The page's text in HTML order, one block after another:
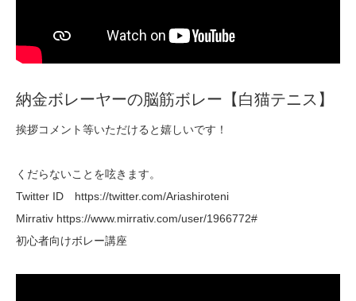
納金ボレーヤーの脳筋ボレー【白猫テニス】
挨拶コメント等いただけると嬉しいです！
くだらないことを呟きます。
Twitter ID https://twitter.com/Ariashiroteni
Mirrativ https://www.mirrativ.com/user/1966772#
初心者向けボレー講座